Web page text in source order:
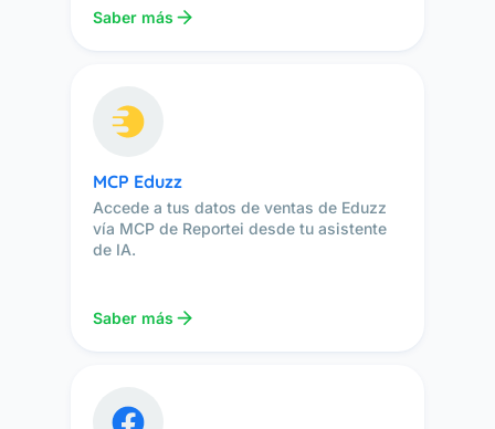
Saber más
MCP Eduzz
Accede a tus datos de ventas de Eduzz
vía MCP de Reportei desde tu asistente
de IA.
Saber más